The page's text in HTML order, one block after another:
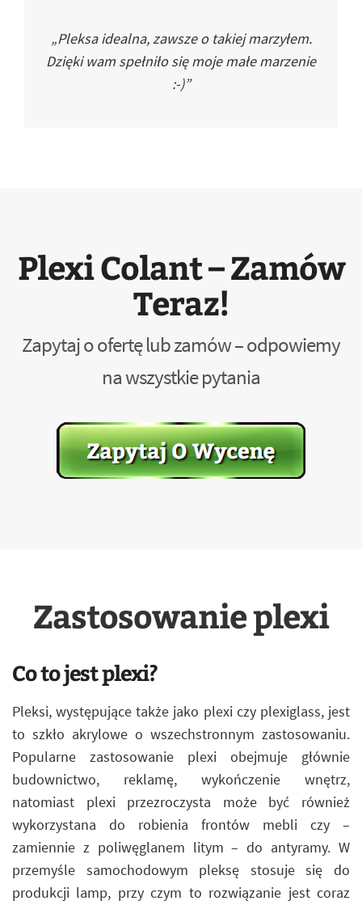
„Pleksa idealna, zawsze o takiej marzyłem.
Dzięki wam spełniło się moje małe marzenie
:-)”
Plexi Colant – Zamów
Teraz!
Zapytaj o ofertę lub zamów – odpowiemy
na wszystkie pytania
Zastosowanie plexi
Co to jest plexi?
Pleksi, występujące także jako plexi czy plexiglass, jest
to szkło akrylowe o wszechstronnym zastosowaniu.
Popularne zastosowanie plexi obejmuje głównie
budownictwo, reklamę, wykończenie wnętrz,
natomiast plexi przezroczysta może być również
wykorzystana do robienia frontów mebli czy –
zamiennie z poliwęglanem litym – do antyramy. W
przemyśle samochodowym pleksę stosuje się do
produkcji lamp, przy czym to rozwiązanie jest coraz